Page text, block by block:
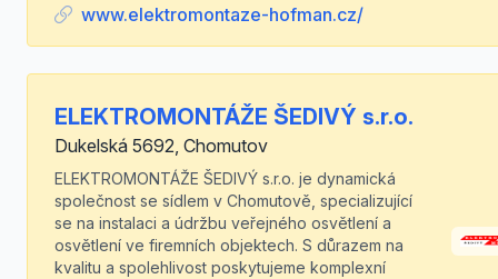
www.elektromontaze-hofman.cz/
ELEKTROMONTÁŽE ŠEDIVÝ s.r.o.
Dukelská 5692, Chomutov
ELEKTROMONTÁŽE ŠEDIVÝ s.r.o. je dynamická
společnost se sídlem v Chomutově, specializující
se na instalaci a údržbu veřejného osvětlení a
osvětlení ve firemních objektech. S důrazem na
kvalitu a spolehlivost poskytujeme komplexní